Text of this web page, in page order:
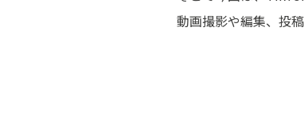
動画撮影や編集、投